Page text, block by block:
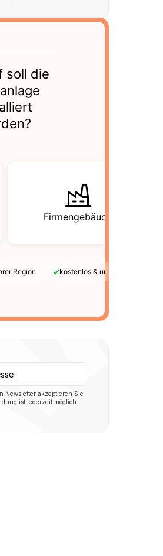
soll die
Firmengebäude
Region ✓kostenlos & unverbindlich
Newsletter akzeptieren Sie
ist jederzeit möglich.